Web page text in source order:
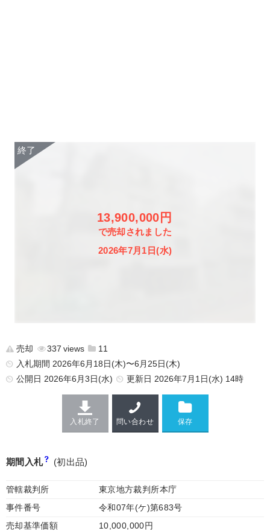
13,900,000円
で売却されました
2026年7月1日(水)
売却 337
11
入札期間 2026年6月18日(木)〜6月25日(木)
公開日 2026年6月3日(水) 更新日 2026年7月1日(水) 14時
入札終了 問い合わせ
期間入札 (初出品)
管轄裁判所
東京地方裁判所本庁
事件番号
令和07年(ケ)第683号
売却基準価額
10,000,000円